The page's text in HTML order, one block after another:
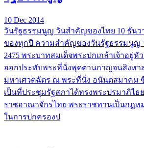
10 Dec 2014
วันรัฐธรรมนูญ วันสำคัญของไทย 10 ธัน
ของทุกปี ความสำคัญของวันรัฐธรรมนูญ
2475 พระบาทสมเด็จพระปกเกล้าเจ้าอยู่หั
ออกประทับพระที่นั่งพุดตานกาญจนสิงหา
มหาเศวตฉัตร ณ พระที่นั่ง อนันตสมาคม
เป็นที่ประชุมรัฐสภาได้ทรงพระปรมาภิไ
ราชอาณาจักรไทย พระราชทานเป็นกฎห
ในการปกครองป